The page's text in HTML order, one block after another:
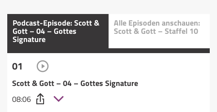
Podcast-Episode: Scott &
Gott – 04 – Gottes
Signature
Alle Episoden anschauen:
Scott & Gott – Staffel 10
01
Scott & Gott – 04 – Gottes Signature
08:06